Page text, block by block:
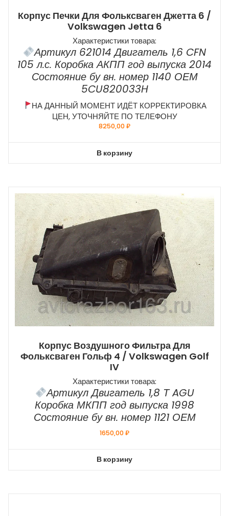
Корпус Печки Для Фольксваген Джетта 6 /
Volkswagen Jetta 6
Характеристики товара:
Артикул 621014 Двигатель 1,6 CFN
105 л.с. Коробка АКПП год выпуска 2014
Состояние бу вн. номер 1140 ОЕМ
5CU820033H
НА ДАННЫЙ МОМЕНТ ИДЁТ КОРРЕКТИРОВКА
ЦЕН, УТОЧНЯЙТЕ ПО ТЕЛЕФОНУ
8250,00₽
В корзину
Корпус Воздушного Фильтра Для
Фольксваген Гольф 4 / Volkswagen Golf
IV
Характеристики товара:
Артикул Двигатель 1,8 Т AGU
Коробка МКПП год выпуска 1998
Состояние бу вн. номер 1121 ОЕМ
1650,00₽
В корзину